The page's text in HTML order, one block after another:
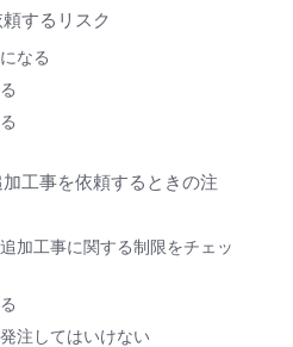
するリスク
なる
工事を依頼するときの注
加工事に関する制限をチェッ
注してはいけない